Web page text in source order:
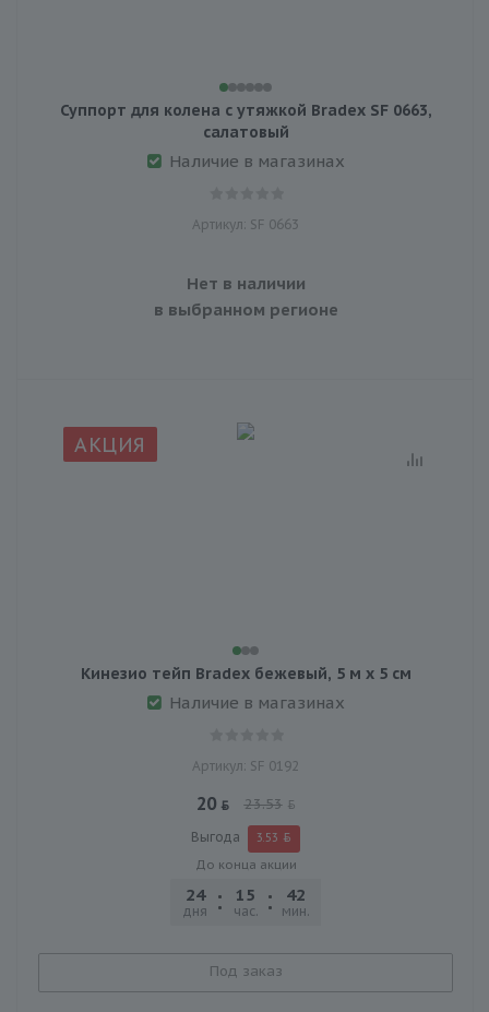
Суппорт для колена с утяжкой Bradex SF 0663,
салатовый
Наличие в магазинах
Артикул: SF 0663
Нет в наличии
в выбранном регионе
АКЦИЯ
Кинезио тейп Bradex бежевый, 5 м х 5 см
Наличие в магазинах
Артикул: SF 0192
20 23.53
Выгода 3.53
До конца акции
24
дня
15
час.
42
мин.
Под заказ